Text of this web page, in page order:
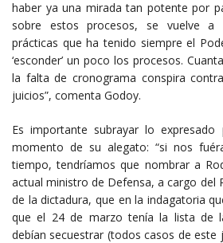
haber ya una mirada tan potente por
sobre estos procesos, se vuelve a
prácticas que ha tenido siempre el
‘esconder’ un poco los procesos.
la falta de cronograma conspira
juicios”, comenta Godoy.
Es importante subrayar lo
momento de su alegato: “si nos
tiempo, tendríamos que nombrar a
actual ministro de Defensa, a cargo del
de la dictadura, que en la indagatoria
que el 24 de marzo tenía la lista de
debían secuestrar (todos casos de